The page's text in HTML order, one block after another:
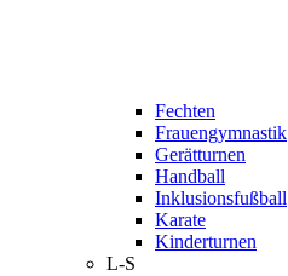
Fechten
Frauengymnastik
Gerätturnen
Handball
Inklusionsfußball
Karate
Kinderturnen
L-S